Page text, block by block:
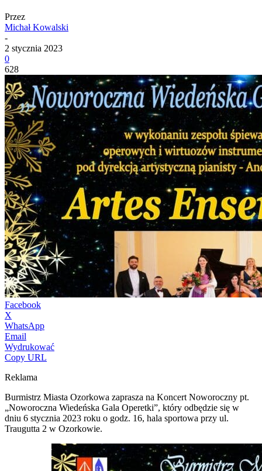
Przez
Michał Kowalski
-
2 stycznia 2023
0
628
Facebook
X
WhatsApp
Email
Wydrukować
Copy URL
Reklama
Burmistrz Miasta Ozorkowa zaprasza na Koncert Noworoczny pt.
„Noworoczna Wiedeńska Gala Operetki”, który odbędzie się w
dniu 6 stycznia 2023 roku o godz. 16, hala sportowa przy ul.
Traugutta 2 w Ozorkowie.